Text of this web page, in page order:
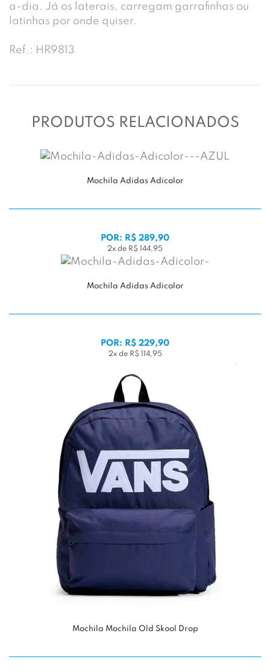
a-dia. Já os laterais, carregam garrafinhas ou
latinhas por onde quiser.
Ref.: HR9813
PRODUTOS RELACIONADOS
Mochila Adidas Adicolor
POR: R$ 289,90
2x de R$ 144,95
Mochila Adidas Adicolor
POR: R$ 229,90
2x de R$ 114,95
Mochila Mochila Old Skool Drop